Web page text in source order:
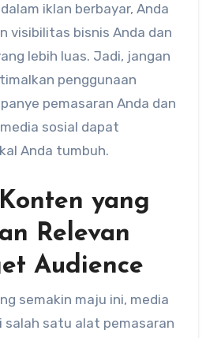
iklan berbayar, Anda
visibilitas bisnis Anda dan
lebih luas. Jadi, jangan
penggunaan
pemasaran Anda dan
sosial dapat
Anda tumbuh.
yang
Relevan
Audience
semakin maju ini, media
salah satu alat pemasaran